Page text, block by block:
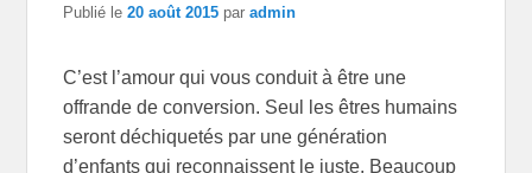
Publié le20 août 2015 paradmin
C’est l’amour qui vous conduit à être une
offrande de conversion. Seul les êtres humains
seront déchiquetés par une génération
d’enfants qui reconnaissent le juste. Beaucoup